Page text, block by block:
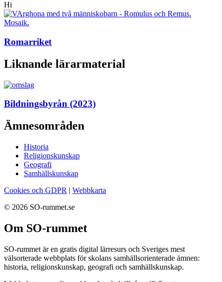
Hi
Romarriket
Liknande lärarmaterial
Bildningsbyrån (2023)
Ämnesområden
Historia
Religionskunskap
Geografi
Samhällskunskap
Cookies och GDPR | Webbkarta
© 2026 SO-rummet.se
Om SO-rummet
SO-rummet är en gratis digital lärresurs och Sveriges mest
välsorterade webbplats för skolans samhällsorienterade ämnen:
historia, religionskunskap, geografi och samhällskunskap.